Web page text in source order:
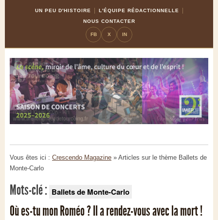
UN PEU D'HISTOIRE
L'ÉQUIPE RÉDACTIONNELLE
NOUS CONTACTER
FB X IN
Vous êtes ici : Crescendo Magazine » Articles sur le thème Ballets de
Monte-Carlo
Mots-clé : Ballets de Monte-Carlo
Où es-tu mon Roméo ? Il a rendez-vous avec la mort !